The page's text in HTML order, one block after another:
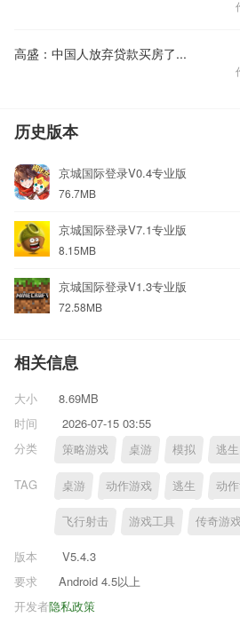
高盛：中国人放弃贷款买房了...
历史版本
京城国际登录V0.4专业版
76.7MB
京城国际登录V7.1专业版
8.15MB
京城国际登录V1.3专业版
72.58MB
相关信息
大小
8.69MB
时间
2026-07-15 03:55
分类
策略游戏 桌游 模拟 逃生
TAG 桌游 动作游戏 逃生 动
飞行射击 游戏工具 传奇游
版本
V5.4.3
要求
Android 4.5以上
隐私政策
开发者